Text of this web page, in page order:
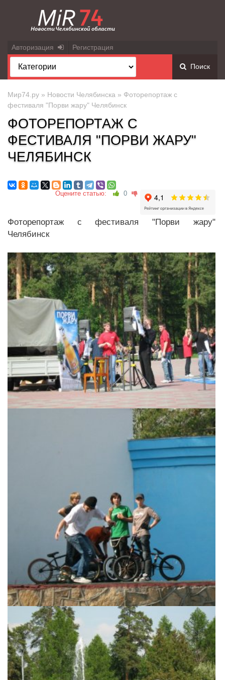
Авторизация Регистрация
Поиск
Мир74.ру » Новости Челябинска » Фоторепортаж с
фестиваля "Порви жару" Челябинск
ФОТОРЕПОРТАЖ С
ФЕСТИВАЛЯ "ПОРВИ ЖАРУ"
ЧЕЛЯБИНСК
Оцените статью: 0
Фоторепортаж с фестиваля "Порви жару"
Челябинск